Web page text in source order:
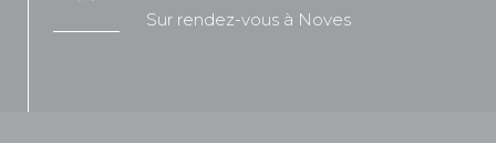
Sur rendez-vous à Noves